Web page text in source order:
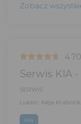
Zobacz
4.70
Serwis KIA
SERWIS
Lublin, Aleja
Kia